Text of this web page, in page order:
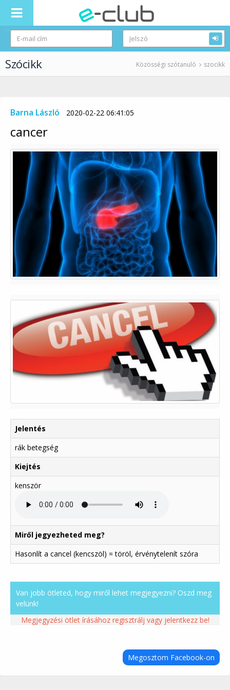
Szócikk Közösségi szótanuló szocikk
Barna László 2020-02-22 06:41:05
cancer
Jelentés
rák betegség
Kiejtés
kenször
Miről jegyezheted meg?
Hasonlít a cancel (kencszöl) = töröl, érvénytelenít szóra
Van jobb ötleted, hogy miről lehet megjegyezni? Oszd meg
velünk!
Megjegyzési ötlet írásához regisztrálj vagy jelentkezz be!
Megosztom Facebook-on